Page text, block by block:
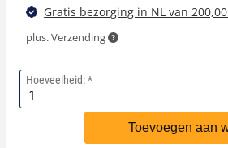
Gratis bezorging in NL van
plus. Verzending
Hoeveelheid:
Toevoegen aan